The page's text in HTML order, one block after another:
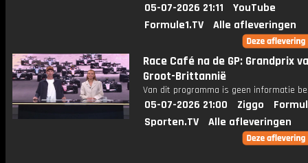
05-07-2026 21:11
YouTube
Formule1.TV
Alle afleveringen
Race Café na de GP: Grandprix
Groot-Brittannië
Van dit programma is geen informatie
05-07-2026 21:00 Ziggo
Sporten.TV
Alle afleveringen